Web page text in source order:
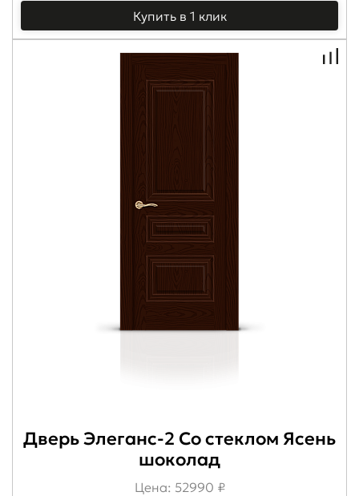
Купить в 1 клик
Дверь Элеганс-2 Со стеклом Ясень
шоколад
Цена: 52990 ₽